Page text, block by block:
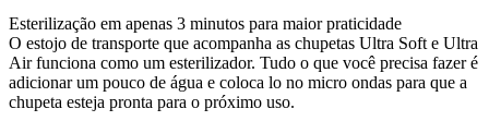
Esterilização em apenas 3 minutos para maior praticidade
O estojo de transporte que acompanha as chupetas Ultra Soft e Ultra
Air funciona como um esterilizador. Tudo o que você precisa fazer é
adicionar um pouco de água e coloca lo no micro ondas para que a
chupeta esteja pronta para o próximo uso.